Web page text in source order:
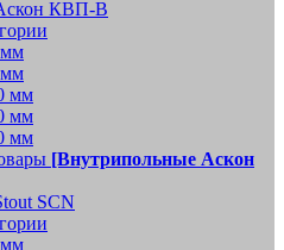
КВП-В
мм
мм
мм
мм
мм
[Внутрипольные Аскон
SCN
мм